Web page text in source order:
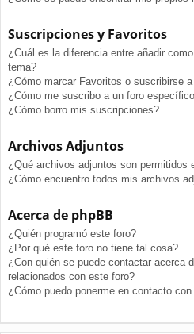
Suscripciones y Favoritos
¿Cuál es la diferencia entre añadir
tema?
¿Cómo marcar Favoritos o suscribirse
¿Cómo me suscribo a un foro
¿Cómo borro mis suscripciones?
Archivos Adjuntos
¿Qué archivos adjuntos son permitidos
¿Cómo encuentro todos mis archivos
Acerca de phpBB
¿Quién programó este foro?
¿Por qué este foro no tiene tal cosa?
¿Con quién se puede contactar acerca
relacionados con este foro?
¿Cómo puedo ponerme en contacto